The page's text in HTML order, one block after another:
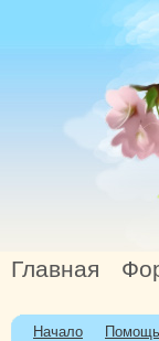
Главная
Начало Помощь